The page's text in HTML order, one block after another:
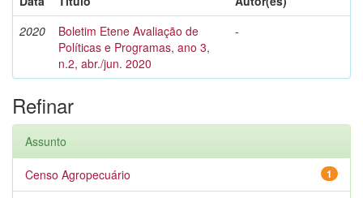
2020
Boletim Etene Avaliação de
Políticas e Programas, ano 3,
n.2, abr./jun. 2020
-
Refinar
Assunto
1
Censo Agropecuário